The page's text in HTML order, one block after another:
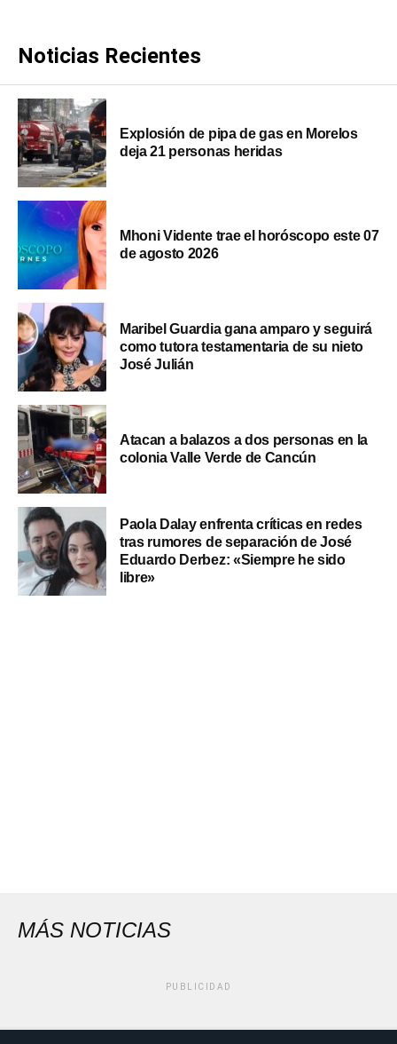
Noticias Recientes
Explosión de pipa de gas en Morelos
deja 21 personas heridas
Mhoni Vidente trae el horóscopo este 07
de agosto 2026
Maribel Guardia gana amparo y seguirá
como tutora testamentaria de su nieto
José Julián
Atacan a balazos a dos personas en la
colonia Valle Verde de Cancún
Paola Dalay enfrenta críticas en redes
tras rumores de separación de José
Eduardo Derbez: «Siempre he sido
libre»
MÁS NOTICIAS
PUBLICIDAD